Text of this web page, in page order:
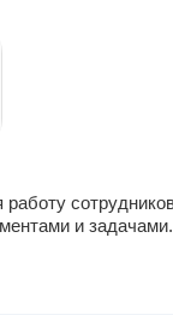
и задачами.